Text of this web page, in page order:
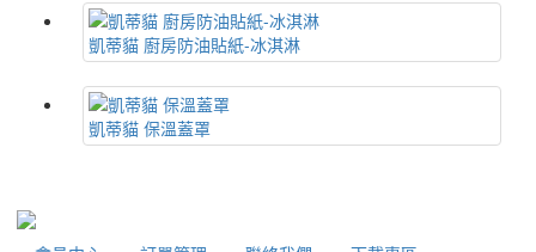
凱蒂貓 廚房防油貼紙-冰淇淋
凱蒂貓 保溫蓋罩